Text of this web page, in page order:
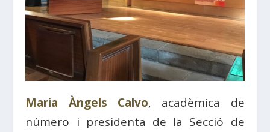
Maria Àngels Calvo, acadèmica de
número i presidenta de la Secció de